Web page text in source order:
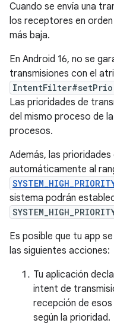
Cuando se envía una
los receptores en
más baja.
En Android 16, no se
transmisiones con el
Las prioridades de
del mismo proceso de
procesos.
Además, las
automáticamente al
sistema podrán
Es posible que tu app
las siguientes acciones:
Tu aplicación
intent de
recepción de
según la prioridad.